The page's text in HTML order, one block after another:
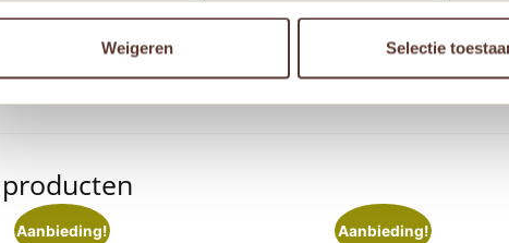
Weigeren Selectie
en site opslaan in deze browser voor de volgende keer
Aanbieding! Aanbieding!